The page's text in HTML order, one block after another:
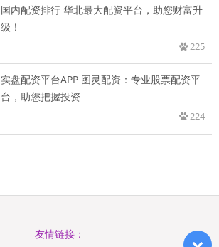
国内配资排行 华北最大配资平台，助您财富升
级！
225
实盘配资平台APP 图灵配资：专业股票配资平
台，助您把握投资
224
友情链接：